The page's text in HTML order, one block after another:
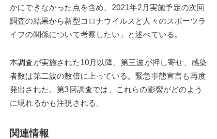
かにできなかった点を含め、2021年2月実施予定の次回
調査の結果から新型コロナウイルスと人々のスポーツラ
イフの関係について考察したい」と述べている。
本調査が実施された10月以降、第三波が押し寄せ、感染
者数は第二波の数倍に上っている。緊急事態宣言も再度
発出された。第3回調査では、これらの影響がどのよう
に現れるかも注視される。
関連情報